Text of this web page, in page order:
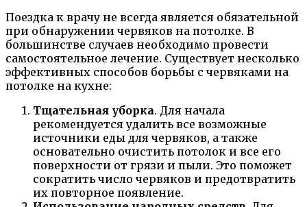
Поездка к врачу не всегда является обязательной
при обнаружении червяков на потолке. В
большинстве случаев необходимо провести
самостоятельное лечение. Существует несколько
эффективных способов борьбы с червяками на
потолке на кухне:
Тщательная уборка. Для начала
рекомендуется удалить все возможные
источники еды для червяков, а также
основательно очистить потолок и все его
поверхности от грязи и пыли. Это поможет
сократить число червяков и предотвратить
их повторное появление.